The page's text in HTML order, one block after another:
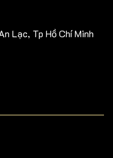
Lạc, Tp Hồ Chí Minh